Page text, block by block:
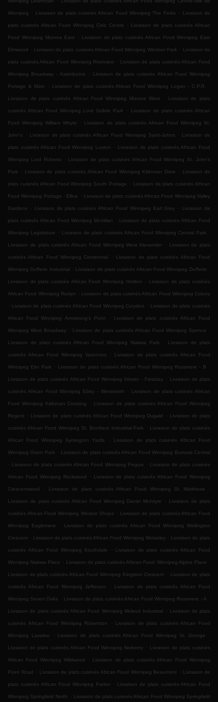
Winnipeg . Livraison de plats cuisinés African Food Winnipeg The Forks . Livraison de
plats cuisinés African Food Winnipeg Civic Centre . Livraison de plats cuisinés African
Food Winnipeg Munroe East . Livraison de plats cuisinés African Food Winnipeg East
Elmwood . Livraison de plats cuisinés African Food Winnipeg Windsor Park . Livraison de
plats cuisinés African Food Winnipeg Riverview . Livraison de plats cuisinés African Food
Winnipeg Broadway - Assiniboine . Livraison de plats cuisinés African Food Winnipeg
Portage & Main . Livraison de plats cuisinés African Food Winnipeg Logan - C.P.R. .
Livraison de plats cuisinés African Food Winnipeg Munroe West . Livraison de plats
cuisinés African Food Winnipeg Lord Selkirk Park . Livraison de plats cuisinés African
Food Winnipeg William Whyte . Livraison de plats cuisinés African Food Winnipeg St.
John's . Livraison de plats cuisinés African Food Winnipeg Saint-Johns . Livraison de
plats cuisinés African Food Winnipeg Luxton . Livraison de plats cuisinés African Food
Winnipeg Lord Roberts . Livraison de plats cuisinés African Food Winnipeg St. John's
Park . Livraison de plats cuisinés African Food Winnipeg Kildonan Drive . Livraison de
plats cuisinés African Food Winnipeg South Portage . Livraison de plats cuisinés African
Food Winnipeg Portage - Ellice . Livraison de plats cuisinés African Food Winnipeg Valley
Gardens . Livraison de plats cuisinés African Food Winnipeg Earl Grey . Livraison de
plats cuisinés African Food Winnipeg Mcmillan . Livraison de plats cuisinés African Food
Winnipeg Legislature . Livraison de plats cuisinés African Food Winnipeg Central Park .
Livraison de plats cuisinés African Food Winnipeg West Alexander . Livraison de plats
cuisinés African Food Winnipeg Centennial . Livraison de plats cuisinés African Food
Winnipeg Dufferin Industrial . Livraison de plats cuisinés African Food Winnipeg Dufferin .
Livraison de plats cuisinés African Food Winnipeg Holden . Livraison de plats cuisinés
African Food Winnipeg Roslyn . Livraison de plats cuisinés African Food Winnipeg Colony
. Livraison de plats cuisinés African Food Winnipeg Corydon . Livraison de plats cuisinés
African Food Winnipeg Armstrong's Point . Livraison de plats cuisinés African Food
Winnipeg West Broadway . Livraison de plats cuisinés African Food Winnipeg Spence .
Livraison de plats cuisinés African Food Winnipeg Niakwa Park . Livraison de plats
cuisinés African Food Winnipeg Varennes . Livraison de plats cuisinés African Food
Winnipeg Elm Park . Livraison de plats cuisinés African Food Winnipeg Rossmere - B .
Livraison de plats cuisinés African Food Winnipeg Inkster - Faraday . Livraison de plats
cuisinés African Food Winnipeg Ebby - Wentworth . Livraison de plats cuisinés African
Food Winnipeg Kildonan Crossing . Livraison de plats cuisinés African Food Winnipeg
Regent . Livraison de plats cuisinés African Food Winnipeg Dugald . Livraison de plats
cuisinés African Food Winnipeg St. Boniface Industrial Park . Livraison de plats cuisinés
African Food Winnipeg Symington Yards . Livraison de plats cuisinés African Food
Winnipeg Grant Park . Livraison de plats cuisinés African Food Winnipeg Burrows Central
. Livraison de plats cuisinés African Food Winnipeg Peguis . Livraison de plats cuisinés
African Food Winnipeg Rockwood . Livraison de plats cuisinés African Food Winnipeg
Crescentwood . Livraison de plats cuisinés African Food Winnipeg St. Matthews .
Livraison de plats cuisinés African Food Winnipeg Daniel Mcintyre . Livraison de plats
cuisinés African Food Winnipeg Weston Shops . Livraison de plats cuisinés African Food
Winnipeg Eaglemere . Livraison de plats cuisinés African Food Winnipeg Wellington
Crescent . Livraison de plats cuisinés African Food Winnipeg Wolseley . Livraison de plats
cuisinés African Food Winnipeg Southdale . Livraison de plats cuisinés African Food
Winnipeg Niakwa Place . Livraison de plats cuisinés African Food Winnipeg Alpine Place .
Livraison de plats cuisinés African Food Winnipeg Kingston Crescent . Livraison de plats
cuisinés African Food Winnipeg Jefferson . Livraison de plats cuisinés African Food
Winnipeg Seven Oaks . Livraison de plats cuisinés African Food Winnipeg Rossmere - A .
Livraison de plats cuisinés African Food Winnipeg Mcleod Industrial . Livraison de plats
cuisinés African Food Winnipeg Robertson . Livraison de plats cuisinés African Food
Winnipeg Lavalee . Livraison de plats cuisinés African Food Winnipeg St. George .
Livraison de plats cuisinés African Food Winnipeg Norberry . Livraison de plats cuisinés
African Food Winnipeg Wildwood . Livraison de plats cuisinés African Food Winnipeg
Point Road . Livraison de plats cuisinés African Food Winnipeg Beaumont . Livraison de
plats cuisinés African Food Winnipeg Parker . Livraison de plats cuisinés African Food
Winnipeg Springfield North . Livraison de plats cuisinés African Food Winnipeg Springfield